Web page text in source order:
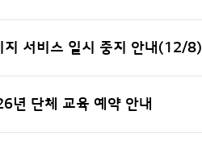
지 서비스 일시 중지 안내(12/8)
년 단체 교육 예약 안내